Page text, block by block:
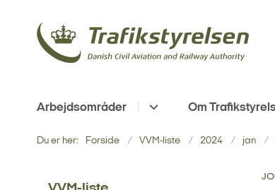
Arbejdsområder Om
Du er her: Forside VVM-liste 2024 jan